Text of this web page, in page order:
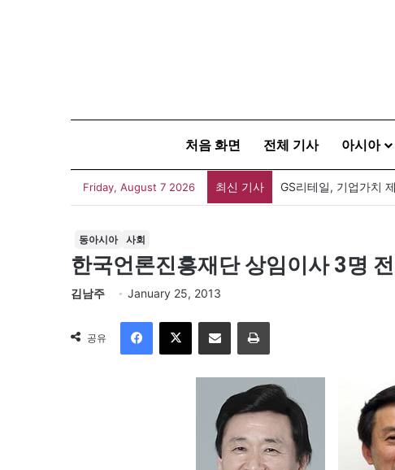
처음 화면 전체 기사 아시아
Friday, August 7 2026 최신 기사 GS리테일, 기업가치
동아시아 사회
한국언론진흥재단 상임이사 3명 전
김남주 January 25, 2013
공유
이메일